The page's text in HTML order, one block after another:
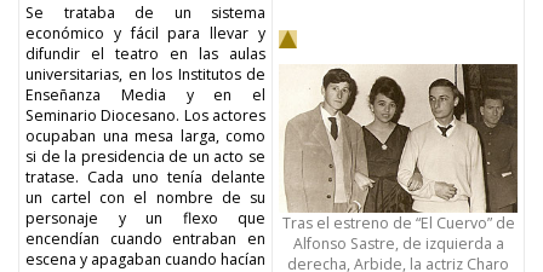
Se trataba de un sistema
económico y fácil para llevar y
difundir el teatro en las aulas
universitarias, en los Institutos de
Enseñanza Media y en el
Seminario Diocesano. Los actores
ocupaban una mesa larga, como
si de la presidencia de un acto se
tratase. Cada uno tenía delante
un cartel con el nombre de su
personaje y un flexo que
encendían cuando entraban en
escena y apagaban cuando hacían
Tras el estreno de “El Cuervo” de
Alfonso Sastre, de izquierda a
derecha, Arbide, la actriz Charo